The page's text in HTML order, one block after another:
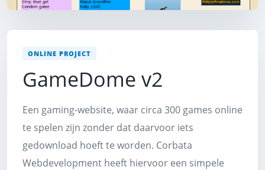
ONLINE PROJECT
GameDome v2
Een gaming-website, waar circa 300 games online
te spelen zijn zonder dat daarvoor iets
gedownload hoeft te worden. Corbata
Webdevelopment heeft hiervoor een simpele